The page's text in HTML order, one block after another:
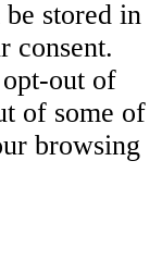
stored in
consent.
out of
of some of
browsing